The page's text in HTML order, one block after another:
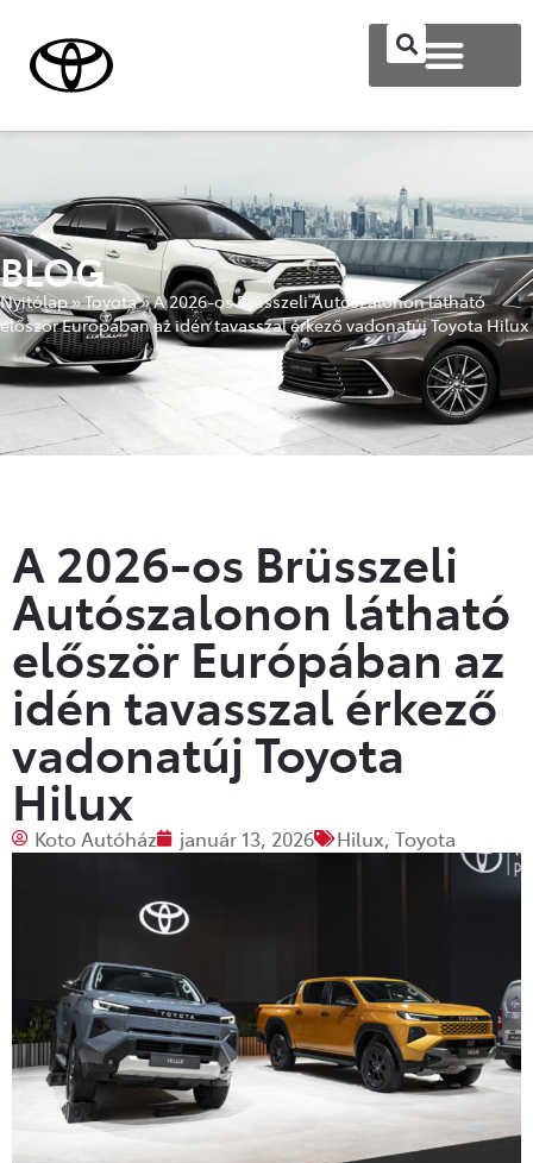
BLOG
Nyitólap»Toyota»A 2026-os Brüsszeli Autószalonon látható
először Európában az idén tavasszal érkező vadonatúj Toyota Hilux
A 2026-os Brüsszeli
Autószalonon látható
először Európában az
idén tavasszal érkező
vadonatúj Toyota
Hilux
Koto Autóház január 13, 2026 Hilux, Toyota